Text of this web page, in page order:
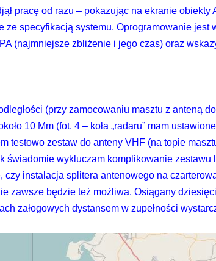
pracę od razu – pokazując na ekranie obiekty
ze specyfikacją systemu. Oprogramowanie jest
(najmniejsze zbliżenie i jego czas) oraz
(przy zamocowaniu masztu z anteną
10 Mm (fot. 4 – koła „radaru” mam
testowo zestaw do anteny VHF (na topie
świadomie wykluczam komplikowanie zestawu
czy instalacja splitera antenowego na
zawsze będzie też możliwa. Osiągany
załogowych dystansem w zupełności